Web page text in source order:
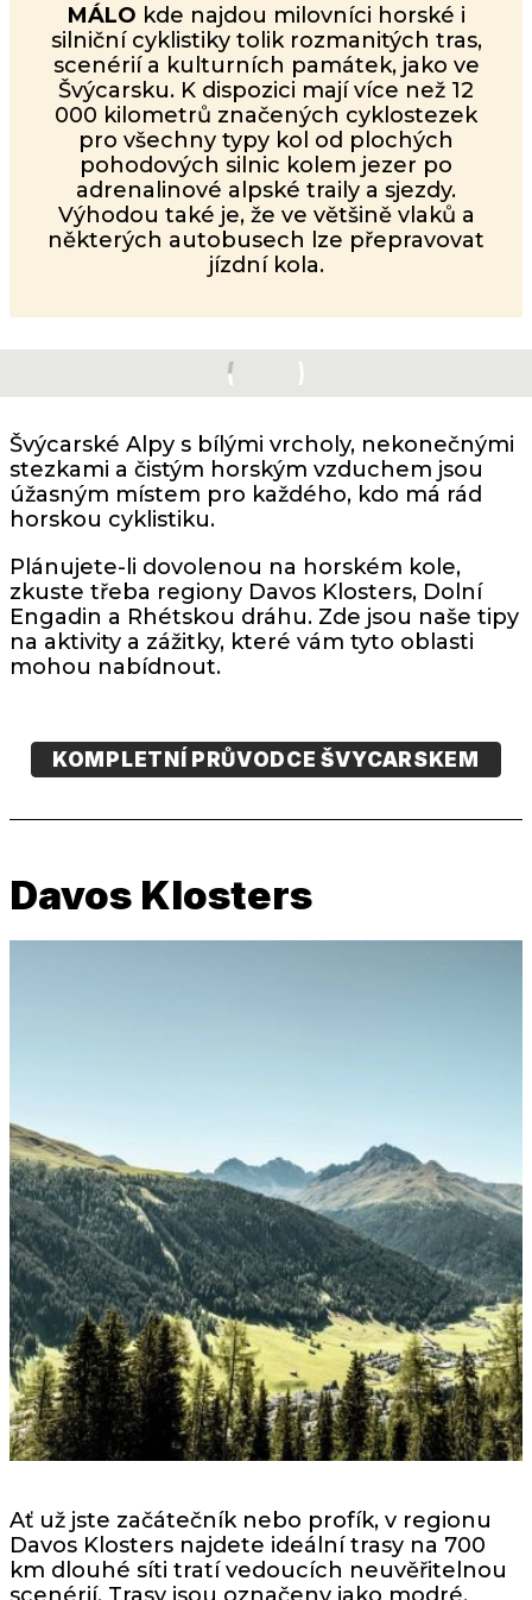
MÁLO kde najdou milovníci horské i
silniční cyklistiky tolik rozmanitých tras,
scenérií a kulturních památek, jako ve
Švýcarsku. K dispozici mají více než 12
000 kilometrů značených cyklostezek
pro všechny typy kol od plochých
pohodových silnic kolem jezer po
adrenalinové alpské traily a sjezdy.
Výhodou také je, že ve většině vlaků a
některých autobusech lze přepravovat
jízdní kola.
Švýcarské Alpy s bílými vrcholy, nekonečnými
stezkami a čistým horským vzduchem jsou
úžasným místem pro každého, kdo má rád
horskou cyklistiku.
Plánujete-li dovolenou na horském kole,
zkuste třeba regiony Davos Klosters, Dolní
Engadin a Rhétskou dráhu. Zde jsou naše tipy
na aktivity a zážitky, které vám tyto oblasti
mohou nabídnout.
KOMPLETNÍ PRŮVODCE ŠVYCARSKEM
Davos Klosters
Ať už jste začátečník nebo profík, v regionu
Davos Klosters najdete ideální trasy na 700
km dlouhé síti tratí vedoucích neuvěřitelnou